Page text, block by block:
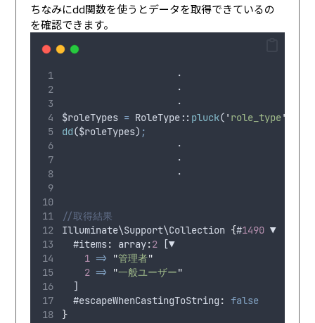
ちなみにdd関数を使うとデータを取得できているの
を確認できます。
                    ・
                    ・
                    ・
$roleTypes = RoleType : : pluck( ' role_type'
dd($roleTypes) ;
                    ・
                    ・
                    ・
//取得結果
Illuminate\Support\Collection {#1490 ▼
  #items
: array:2 [▼
1 => "管理者"
2 => "一般ユーザー"
  ]
  #escapeWhenCastingToString
:
false
}